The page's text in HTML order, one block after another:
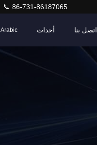
86-731-86187065
اتصل بنا أحداث Arabic